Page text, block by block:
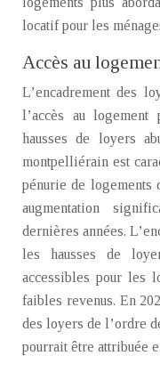
locatif pour les
Accès au
L’encadrement des
l’accès au
hausses de loyers
montpelliérain est
pénurie de logements
augmentation
dernières années.
les hausses de
accessibles pour les
faibles revenus. En
des loyers de l’ordre
pourrait être attribuée